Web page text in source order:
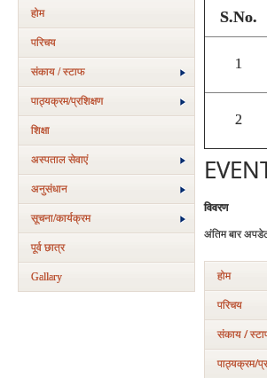
होम
परिचय
संकाय / स्टाफ
पाठ्यक्रम/प्रशिक्षण
शिक्षा
अस्‍पताल सेवाएं
अनुसंधान
सूचना/कार्यक्रम
पूर्व छात्र
Gallary
S.No.
1
2
विवरण
अंतिम बार
होम
परिचय
संकाय /
पाठ्यक्रम/